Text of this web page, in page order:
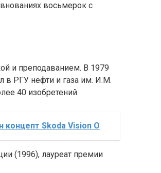
восьмерок с
и преподаванием. В 1979
в РГУ нефти и газа им. И.М.
40 изобретений.
концепт Skoda Vision O
(1996), лауреат премии